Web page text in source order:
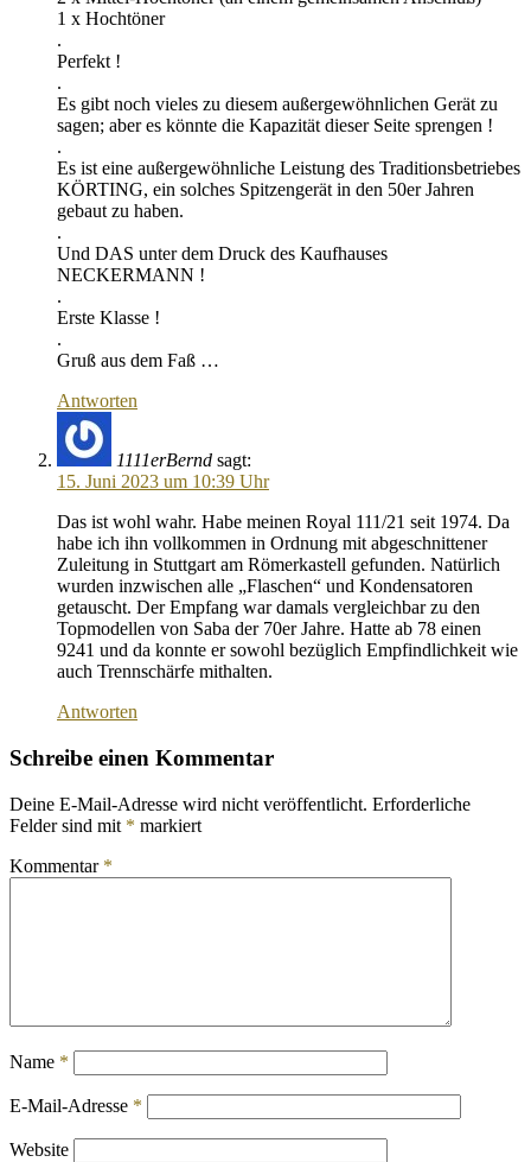
1 x Hochtöner
.
Perfekt !
.
Es gibt noch vieles zu diesem außergewöhnlichen Gerät zu
sagen; aber es könnte die Kapazität dieser Seite sprengen !
.
Es ist eine außergewöhnliche Leistung des Traditionsbetriebes
KÖRTING, ein solches Spitzengerät in den 50er Jahren
gebaut zu haben.
.
Und DAS unter dem Druck des Kaufhauses
NECKERMANN !
.
Erste Klasse !
.
Gruß aus dem Faß …
Antworten
1111erBernd sagt:
15. Juni 2023 um 10:39 Uhr
Das ist wohl wahr. Habe meinen Royal 111/21 seit 1974. Da
habe ich ihn vollkommen in Ordnung mit abgeschnittener
Zuleitung in Stuttgart am Römerkastell gefunden. Natürlich
wurden inzwischen alle „Flaschen“ und Kondensatoren
getauscht. Der Empfang war damals vergleichbar zu den
Topmodellen von Saba der 70er Jahre. Hatte ab 78 einen
9241 und da konnte er sowohl bezüglich Empfindlichkeit wie
auch Trennschärfe mithalten.
Antworten
Schreibe einen Kommentar
Deine E-Mail-Adresse wird nicht veröffentlicht. Erforderliche
Felder sind mit * markiert
Kommentar *
Name *
E-Mail-Adresse *
Website